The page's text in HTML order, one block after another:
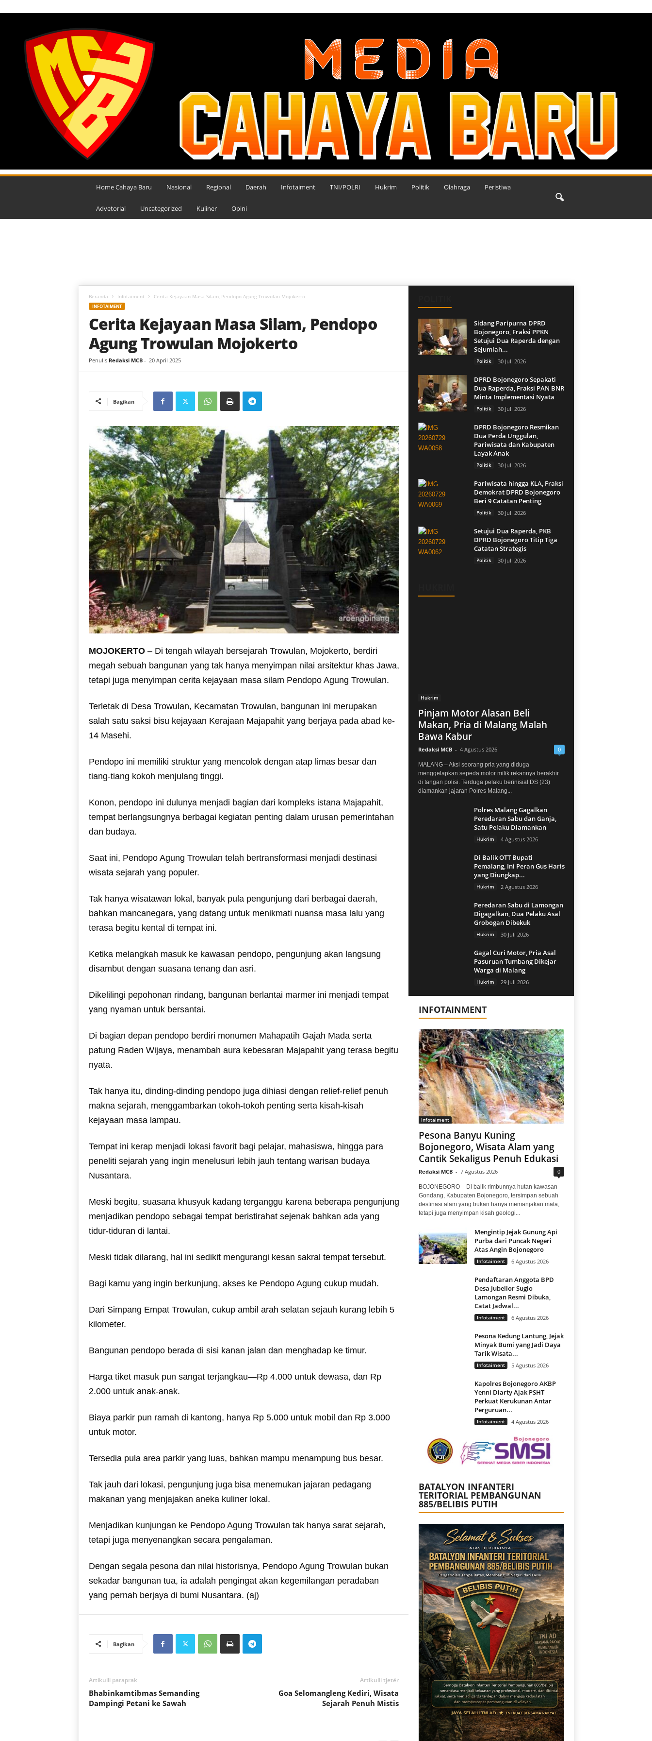
M
Home Cahaya Baru Nasional Regional Daerah Infotaiment TNI/POLRI Hukrim Politik Olahraga Peristiwa
Advetorial Uncategorized Kuliner Opini
Beranda Infotaiment Cerita Kejayaan Masa Silam, Pendopo Agung Trowulan Mojokerto
INFOTAIMENT
Cerita Kejayaan Masa Silam, Pendopo
Agung Trowulan Mojokerto
Penulis Redaksi MCB- 20 April 2025
Bagikan
MOJOKERTO– Di tengah wilayah bersejarah Trowulan, Mojokerto, berdiri
megah sebuah bangunan yang tak hanya menyimpan nilai arsitektur khas Jawa,
tetapi juga menyimpan cerita kejayaan masa silam Pendopo Agung Trowulan.
Terletak di Desa Trowulan, Kecamatan Trowulan, bangunan ini merupakan
salah satu saksi bisu kejayaan Kerajaan Majapahit yang berjaya pada abad ke-
14 Masehi.
Pendopo ini memiliki struktur yang mencolok dengan atap limas besar dan
tiang-tiang kokoh menjulang tinggi.
Konon, pendopo ini dulunya menjadi bagian dari kompleks istana Majapahit,
tempat berlangsungnya berbagai kegiatan penting dalam urusan pemerintahan
dan budaya.
Saat ini, Pendopo Agung Trowulan telah bertransformasi menjadi destinasi
wisata sejarah yang populer.
Tak hanya wisatawan lokal, banyak pula pengunjung dari berbagai daerah,
bahkan mancanegara, yang datang untuk menikmati nuansa masa lalu yang
terasa begitu kental di tempat ini.
Ketika melangkah masuk ke kawasan pendopo, pengunjung akan langsung
disambut dengan suasana tenang dan asri.
Dikelilingi pepohonan rindang, bangunan berlantai marmer ini menjadi tempat
yang nyaman untuk bersantai.
Di bagian depan pendopo berdiri monumen Mahapatih Gajah Mada serta
patung Raden Wijaya, menambah aura kebesaran Majapahit yang terasa begitu
nyata.
Tak hanya itu, dinding-dinding pendopo juga dihiasi dengan relief-relief penuh
makna sejarah, menggambarkan tokoh-tokoh penting serta kisah-kisah
kejayaan masa lampau.
Tempat ini kerap menjadi lokasi favorit bagi pelajar, mahasiswa, hingga para
peneliti sejarah yang ingin menelusuri lebih jauh tentang warisan budaya
Nusantara.
Meski begitu, suasana khusyuk kadang terganggu karena beberapa pengunjung
menjadikan pendopo sebagai tempat beristirahat sejenak bahkan ada yang
tidur-tiduran di lantai.
Meski tidak dilarang, hal ini sedikit mengurangi kesan sakral tempat tersebut.
Bagi kamu yang ingin berkunjung, akses ke Pendopo Agung cukup mudah.
Dari Simpang Empat Trowulan, cukup ambil arah selatan sejauh kurang lebih 5
kilometer.
Bangunan pendopo berada di sisi kanan jalan dan menghadap ke timur.
Harga tiket masuk pun sangat terjangkau—Rp 4.000 untuk dewasa, dan Rp
2.000 untuk anak-anak.
Biaya parkir pun ramah di kantong, hanya Rp 5.000 untuk mobil dan Rp 3.000
untuk motor.
Tersedia pula area parkir yang luas, bahkan mampu menampung bus besar.
Tak jauh dari lokasi, pengunjung juga bisa menemukan jajaran pedagang
makanan yang menjajakan aneka kuliner lokal.
Menjadikan kunjungan ke Pendopo Agung Trowulan tak hanya sarat sejarah,
tetapi juga menyenangkan secara pengalaman.
Dengan segala pesona dan nilai historisnya, Pendopo Agung Trowulan bukan
sekadar bangunan tua, ia adalah pengingat akan kegemilangan peradaban
yang pernah berjaya di bumi Nusantara. (aj)
Bagikan
Artikulli paraprak
Bhabinkamtibmas Semanding
Dampingi Petani ke Sawah
Artikulli tjetër
Goa Selomangleng Kediri, Wisata
Sejarah Penuh Mistis
Sidang Paripurna DPRD
Bojonegoro, Fraksi PPKN
Setujui Dua Raperda dengan
Sejumlah...
Politik 30 Juli 2026
DPRD Bojonegoro Sepakati
Dua Raperda, Fraksi PAN BNR
Minta Implementasi Nyata
Politik 30 Juli 2026
DPRD Bojonegoro Resmikan
Dua Perda Unggulan,
Pariwisata dan Kabupaten
Layak Anak
Politik 30 Juli 2026
Pariwisata hingga KLA, Fraksi
Demokrat DPRD Bojonegoro
Beri 9 Catatan Penting
Politik 30 Juli 2026
Setujui Dua Raperda, PKB
DPRD Bojonegoro Titip Tiga
Catatan Strategis
Politik 30 Juli 2026
Hukrim
Pinjam Motor Alasan Beli
Makan, Pria di Malang Malah
Bawa Kabur
Redaksi MCB - 4 Agustus 2026 0
MALANG – Aksi seorang pria yang diduga
menggelapkan sepeda motor milik rekannya berakhir
di tangan polisi. Terduga pelaku berinisial DS (23)
diamankan jajaran Polres Malang...
Polres Malang Gagalkan
Peredaran Sabu dan Ganja,
Satu Pelaku Diamankan
Hukrim 4 Agustus 2026
Di Balik OTT Bupati
Pemalang, Ini Peran Gus Haris
yang Diungkap...
Hukrim 2 Agustus 2026
Peredaran Sabu di Lamongan
Digagalkan, Dua Pelaku Asal
Grobogan Dibekuk
Hukrim 30 Juli 2026
Gagal Curi Motor, Pria Asal
Pasuruan Tumbang Dikejar
Warga di Malang
Hukrim 29 Juli 2026
INFOTAINMENT
Infotaiment
Pesona Banyu Kuning
Bojonegoro, Wisata Alam yang
Cantik Sekaligus Penuh Edukasi
Redaksi MCB - 7 Agustus 2026 0
BOJONEGORO – Di balik rimbunnya hutan kawasan
Gondang, Kabupaten Bojonegoro, tersimpan sebuah
destinasi alam yang bukan hanya memanjakan mata,
tetapi juga menyimpan kisah geologi...
Mengintip Jejak Gunung Api
Purba dari Puncak Negeri
Atas Angin Bojonegoro
Infotaiment 6 Agustus 2026
Pendaftaran Anggota BPD
Desa Jubellor Sugio
Lamongan Resmi Dibuka,
Catat Jadwal...
Infotaiment 6 Agustus 2026
Pesona Kedung Lantung, Jejak
Minyak Bumi yang Jadi Daya
Tarik Wisata...
Infotaiment 5 Agustus 2026
Kapolres Bojonegoro AKBP
Yenni Diarty Ajak PSHT
Perkuat Kerukunan Antar
Perguruan...
Infotaiment 4 Agustus 2026
BATALYON INFANTERI
TERITORIAL PEMBANGUNAN
885/BELIBIS PUTIH